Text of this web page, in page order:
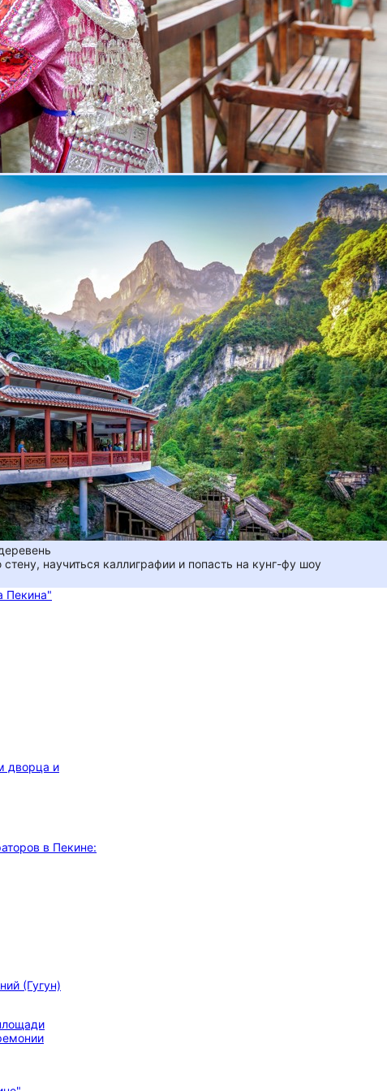
научиться каллиграфии и попасть на кунг-фу шоу
дворца и
(Гугун)